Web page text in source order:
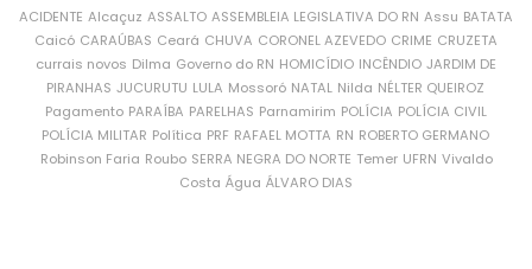
ACIDENTE Alcaçuz ASSALTO ASSEMBLEIA LEGISLATIVA DO RN Assu BATATA
Caicó CARAÚBAS Ceará CHUVA CORONEL AZEVEDO CRIME CRUZETA
currais novos Dilma Governo do RN HOMICÍDIO INCÊNDIO JARDIM DE
PIRANHAS JUCURUTU LULA Mossoró NATAL Nilda NÉLTER QUEIROZ
Pagamento PARAÍBA PARELHAS Parnamirim POLÍCIA POLÍCIA CIVIL
POLÍCIA MILITAR Política PRF RAFAEL MOTTA RN ROBERTO GERMANO
Robinson Faria Roubo SERRA NEGRA DO NORTE Temer UFRN Vivaldo
Costa Água ÁLVARO DIAS